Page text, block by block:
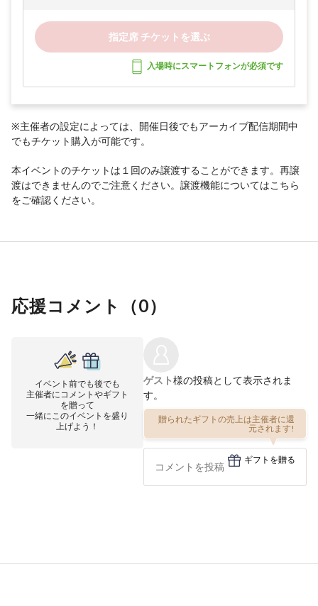
指定席 チケットを選ぶ
入場時にスマートフォンが必須です
※主催者の設定によっては、開催日後でもアーカイブ配信期間中
でもチケット購入が可能です。
本イベントのチケットは１回のみ譲渡することができます。再譲
渡はできませんのでご注意ください。譲渡機能についてはこちら
をご確認ください。
応援コメント（0）
イベント前でも後でも
主催者にコメントやギフト
を贈って
一緒にこのイベントを盛り
上げよう！
ゲスト様の投稿として表示されま
す。
贈られたギフトの売上は主催者に還
元されます!
ギフトを贈る